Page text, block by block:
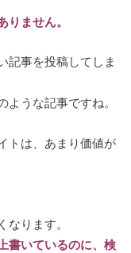
ません。
記事を投稿してしま
うな記事ですね。
トは、あまり価値が
なります。
書いているのに、検